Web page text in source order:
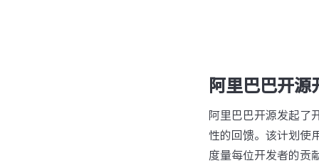
阿里巴巴开源
阿里巴巴开源发起了
性的回馈。该计划使
度量每位开发者的贡